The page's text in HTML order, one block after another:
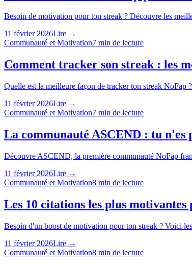
Besoin de motivation pour ton streak ? Découvre les
11 février 2026Lire →
Communauté et Motivation7 min de lecture
Comment tracker son streak : les
Quelle est la meilleure façon de tracker ton streak NoFap
11 février 2026Lire →
Communauté et Motivation7 min de lecture
La communauté ASCEND : tu n'es
Découvre ASCEND, la première communauté NoFap
11 février 2026Lire →
Communauté et Motivation8 min de lecture
Les 10 citations les plus motivantes
Besoin d'un boost de motivation pour ton streak ? Voici
11 février 2026Lire →
Communauté et Motivation8 min de lecture